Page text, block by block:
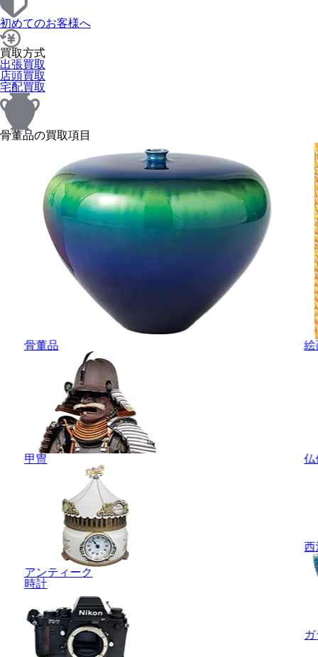
初めてのお客様へ
買取方式
出張買取
店頭買取
宅配買取
骨董品の買取項目
骨董品
甲冑
アンティーク
時計
絵
仏
西